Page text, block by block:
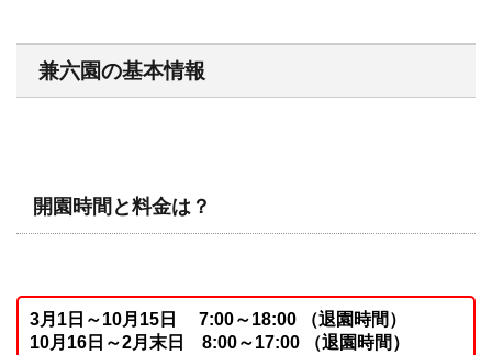
兼六園の基本情報
開園時間と料金は？
3月1日～10月15日 7:00～18:00 （退園時間）
10月16日～2月末日 8:00～17:00 （退園時間）